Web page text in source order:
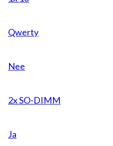
Qwerty
Nee
2x SO-DIMM
Ja